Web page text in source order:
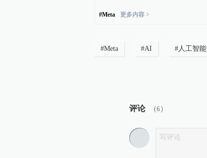
#Meta 更多内容 >
#Meta #AI # 人工智能
评论 （6）